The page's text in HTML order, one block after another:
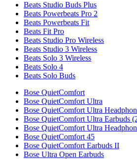
Beats Studio Buds Plus
Beats Powerbeats Pro 2
Beats Powerbeats Fit
Beats Fit Pro
Beats Studio Pro Wireless
Beats Studio 3 Wireless
Beats Solo 3 Wireless
Beats Solo 4
Beats Solo Buds
Bose QuietComfort
Bose QuietComfort Ultra
Bose QuietComfort Ultra
Bose QuietComfort Ultra Earbuds
Bose QuietComfort Ultra
Bose QuietComfort 45
Bose QuietComfort Earbuds II
Bose Ultra Open Earbuds